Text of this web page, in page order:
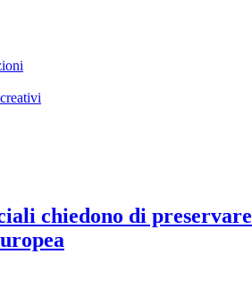
chiedono di